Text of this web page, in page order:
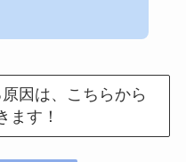
因は、こちらから
ます！